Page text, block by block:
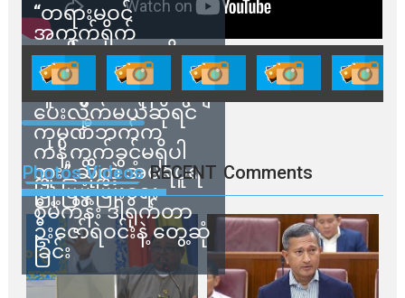
“တရားမဝင်
အကွက်ရိုက်
ရောင်းချမှုတွေကို
သက်ဆိုင်ရာတာဝန်ရှိ
သူတွေက ဂရန်တွေချ
ပေးလိုက်မယ်ဆိုရင်
ကုမ္ပဏီဘက်က
ကန့်ကွက်ခွင့်မရှိပါ
ဘူး” ဆိုတဲ့ အမရပူရ
မြို့ပြဖွံ့ဖြိုးရေး
စီမံကိန်း ဒါရိုက်တာ
ဦးဇော်ရဲဝင်းနဲ့ တွေ့ဆုံ
ခြင်း
Photos Videos RECENT Comments